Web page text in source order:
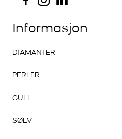
Informasjon
DIAMANTER
PERLER
GULL
SØLV